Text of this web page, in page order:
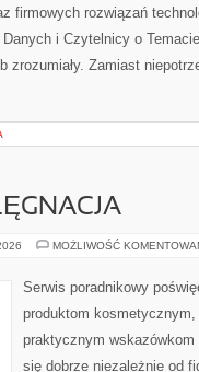
firmowych rozwiązań
i Czytelnicy o
zrozumiały. Zamiast
MOŻLIWOŚĆ
Serwis poradnikowy
produktom
praktycznym
się dobrze niezależnie od